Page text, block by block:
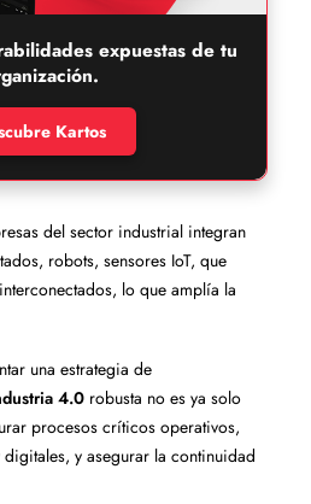
expuestas de tu
Kartos
del sector industrial integran
robots, sensores IoT, que
lo que amplía la
una estrategia de
4.0 robusta no es ya solo
procesos críticos operativos,
y asegurar la continuidad